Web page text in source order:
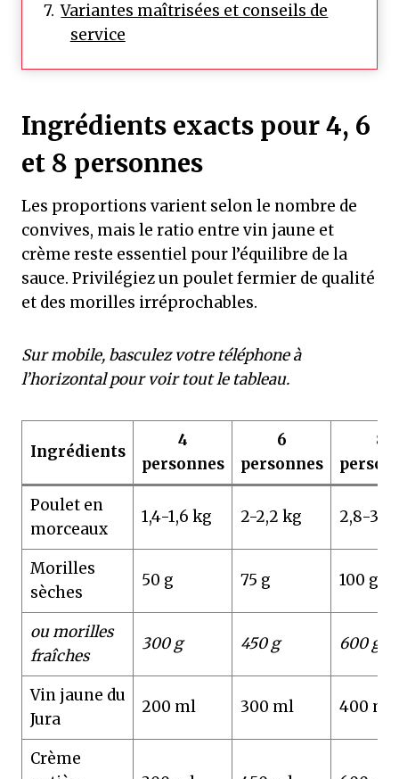
Variantes maîtrisées et conseils de
service
Ingrédients exacts pour 4, 6
et 8 personnes
Les proportions varient selon le nombre de
convives, mais le ratio entre vin jaune et
crème reste essentiel pour l’équilibre de la
sauce. Privilégiez un poulet fermier de qualité
et des morilles irréprochables.
Sur mobile, basculez votre téléphone à
l’horizontal pour voir tout le tableau.
Ingrédients
4
personnes
6
personnes
8
Poulet en
morceaux
1,4-1,6 kg 2-2,2 kg 2,8-3
Morilles
sèches
50 g 75 g 100 g
ou morilles
fraîches
300 g 450 g 600 g
Vin jaune du
Jura
200 ml 300 ml 400 ml
Crème